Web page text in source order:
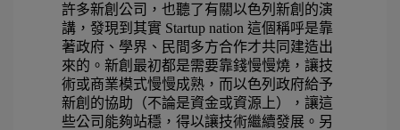
許多新創公司，也聽了有關以色列新創的演
講，發現到其實 Startup nation 這個稱呼是靠
著政府、學界、民間多方合作才共同建造出
來的。新創最初都是需要靠錢慢慢燒，讓技
術或商業模式慢慢成熟，而以色列政府給予
新創的協助（不論是資金或資源上），讓這
些公司能夠站穩，得以讓技術繼續發展。另